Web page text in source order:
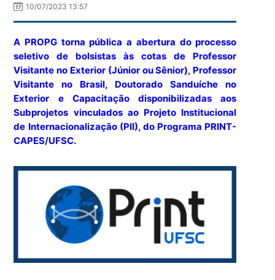
10/07/2023 13:57
A PROPG torna pública a abertura do processo
seletivo de bolsistas às cotas de Professor
Visitante no Exterior (Júnior ou Sênior), Professor
Visitante no Brasil, Doutorado Sanduíche no
Exterior e Capacitação disponibilizadas aos
Subprojetos vinculados ao Projeto Institucional
de Internacionalização (PII), do Programa PRINT-
CAPES/UFSC.